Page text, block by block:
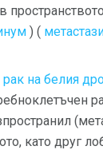
) (
на белия
като друг